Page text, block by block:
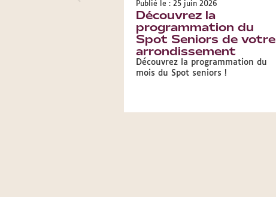
Publié le : 25 juin 2026
Découvrez la
programmation du
Spot Seniors de votre
arrondissement
Découvrez la programmation du
mois du Spot seniors !